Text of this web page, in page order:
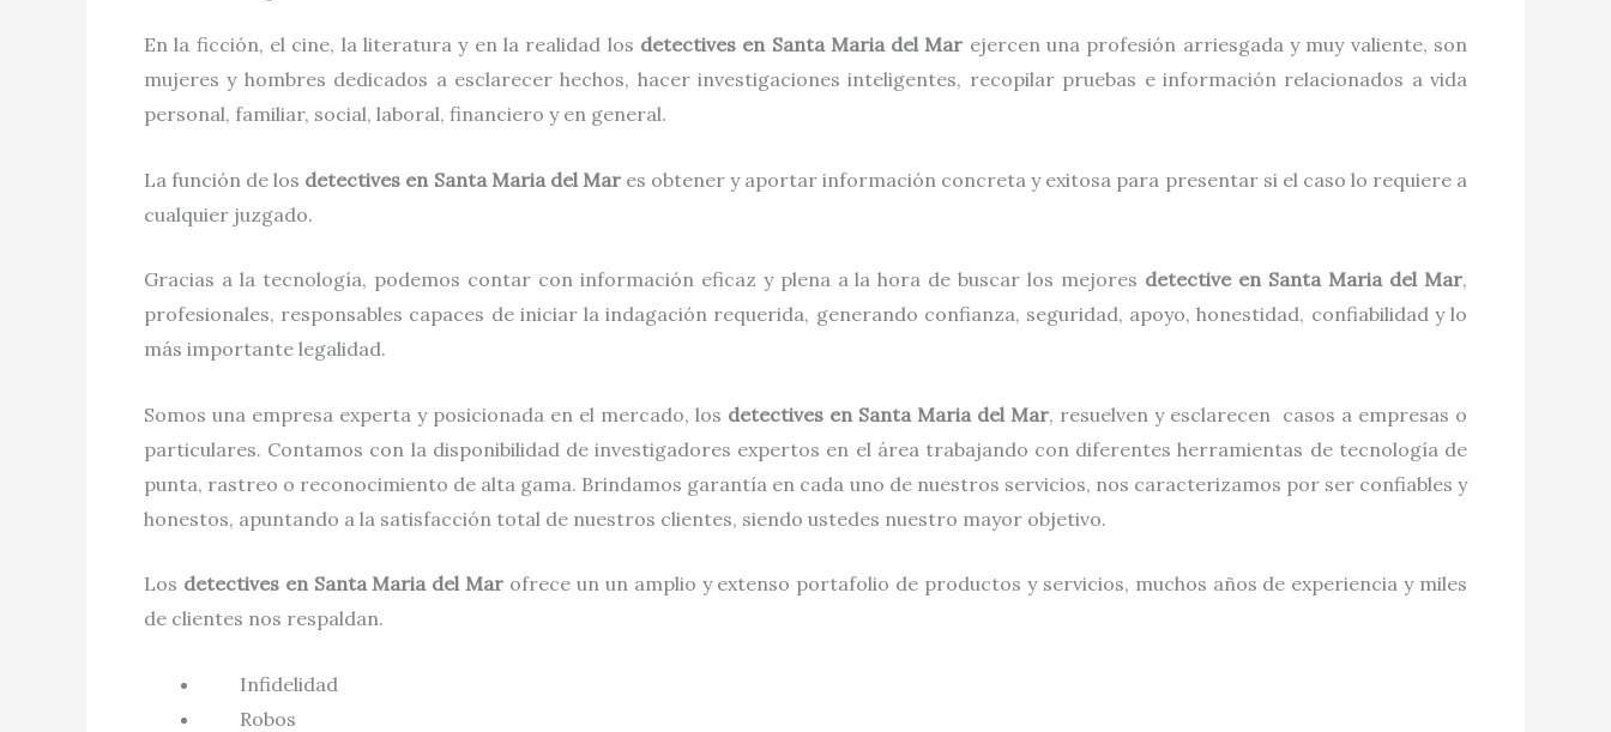
En la ficción, el cine, la literatura y en la realidad los detectives en Santa Maria del Mar ejercen una profesión arriesgada y muy valiente, son
mujeres y hombres dedicados a esclarecer hechos, hacer investigaciones inteligentes, recopilar pruebas e información relacionados a vida
personal, familiar, social, laboral, financiero y en general.
La función de los detectives en Santa Maria del Mar es obtener y aportar información concreta y exitosa para presentar si el caso lo requiere a
cualquier juzgado.
Gracias a la tecnología, podemos contar con información eficaz y plena a la hora de buscar los mejores detective en Santa Maria del Mar,
profesionales, responsables capaces de iniciar la indagación requerida, generando confianza, seguridad, apoyo, honestidad, confiabilidad y lo
más importante legalidad.
Somos una empresa experta y posicionada en el mercado, los detectives en Santa Maria del Mar, resuelven y esclarecen casos a empresas o
particulares. Contamos con la disponibilidad de investigadores expertos en el área trabajando con diferentes herramientas de tecnología de
punta, rastreo o reconocimiento de alta gama. Brindamos garantía en cada uno de nuestros servicios, nos caracterizamos por ser confiables y
honestos, apuntando a la satisfacción total de nuestros clientes, siendo ustedes nuestro mayor objetivo.
Los detectives en Santa Maria del Mar ofrece un un amplio y extenso portafolio de productos y servicios, muchos años de experiencia y miles
de clientes nos respaldan.
Infidelidad
Robos